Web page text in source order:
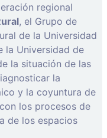
regional
, el Grupo de
de la Universidad
la Universidad de
la situación de las
la
y la coyuntura de
los procesos de
de los espacios